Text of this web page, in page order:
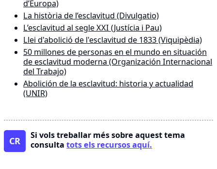
d’Europa)
La història de l’esclavitud (Divulgatio)
L’esclavitud al segle XXI (Justícia i Pau)
Llei d'abolició de l'esclavitud de 1833 (Viquipèdia)
50 millones de personas en el mundo en situación
de esclavitud moderna (Organización Internacional
del Trabajo)
Abolición de la esclavitud: historia y actualidad
(UNIR)
CR
Si vols treballar més sobre aquest tema
consulta tots els recursos aquí.